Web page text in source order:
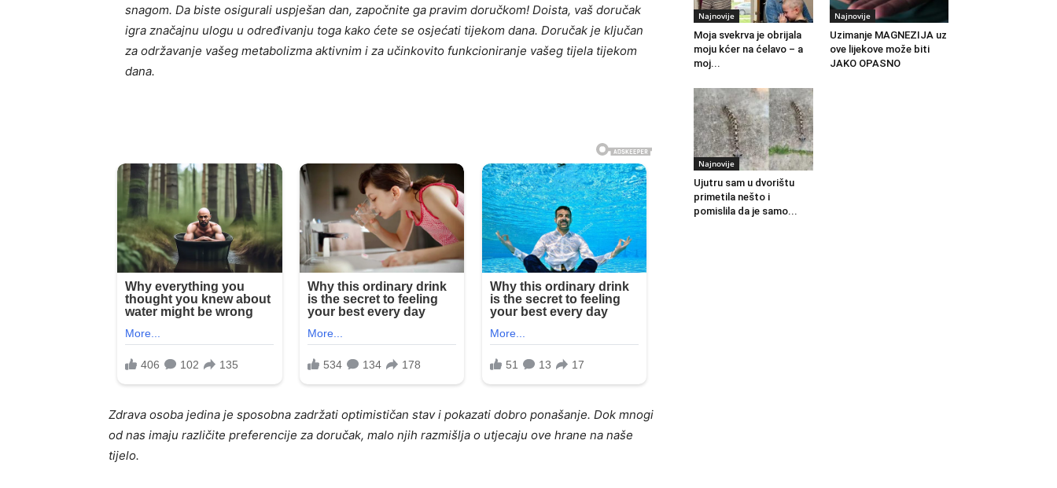
snagom. Da biste osigurali uspješan dan, započnite ga pravim doručkom! Doista, vaš doručak
igra značajnu ulogu u određivanju toga kako ćete se osjećati tijekom dana. Doručak je ključan
za održavanje vašeg metabolizma aktivnim i za učinkovito funkcioniranje vašeg tijela tijekom
dana.
Zdrava osoba jedina je sposobna zadržati optimističan stav i pokazati dobro ponašanje. Dok mnogi
od nas imaju različite preferencije za doručak, malo njih razmišlja o utjecaju ove hrane na naše
tijelo.
Najnovije
Moja svekrva je obrijala
moju kćer na ćelavo – a
moj...
Najnovije
Uzimanje MAGNEZIJA uz
ove lijekove može biti
JAKO OPASNO
Najnovije
Ujutru sam u dvorištu
primetila nešto i
pomislila da je samo...